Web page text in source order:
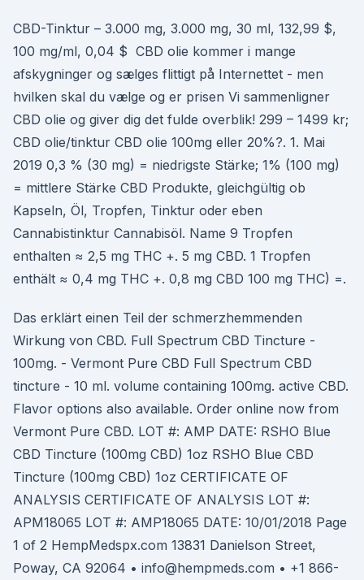
CBD-Tinktur – 3.000 mg, 3.000 mg, 30 ml, 132,99 $,
100 mg/ml, 0,04 $ CBD olie kommer i mange
afskygninger og sælges flittigt på Internettet - men
hvilken skal du vælge og er prisen Vi sammenligner
CBD olie og giver dig det fulde overblik! 299 – 1499 kr;
CBD olie/tinktur CBD olie 100mg eller 20%?. 1. Mai
2019 0,3 % (30 mg) = niedrigste Stärke; 1% (100 mg)
= mittlere Stärke CBD Produkte, gleichgültig ob
Kapseln, Öl, Tropfen, Tinktur oder eben
Cannabistinktur Cannabisöl. Name 9 Tropfen
enthalten ≈ 2,5 mg THC +. 5 mg CBD. 1 Tropfen
enthält ≈ 0,4 mg THC +. 0,8 mg CBD 100 mg THC) =.
Das erklärt einen Teil der schmerzhemmenden
Wirkung von CBD. Full Spectrum CBD Tincture -
100mg. - Vermont Pure CBD Full Spectrum CBD
tincture - 10 ml. volume containing 100mg. active CBD.
Flavor options also available. Order online now from
Vermont Pure CBD. LOT #: AMP DATE: RSHO Blue
CBD Tincture (100mg CBD) 1oz RSHO Blue CBD
Tincture (100mg CBD) 1oz CERTIFICATE OF
ANALYSIS CERTIFICATE OF ANALYSIS LOT #:
APM18065 LOT #: AMP18065 DATE: 10/01/2018 Page
1 of 2 HempMedspx.com 13831 Danielson Street,
Poway, CA 92064 • info@hempmeds.com • +1 866-